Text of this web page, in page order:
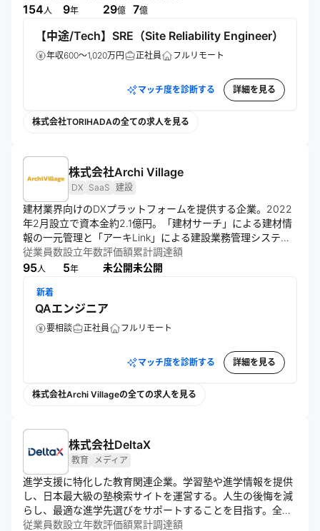
くる」というパーパスのもと、クリエイターとファンの交流
154人 9年 29億 7億
【中途/Tech】SRE（Site Reliability Engineer）
年収600～1,020万円 正社員 フルリモート
マッチ度を診断する 詳細を見る
株式会社TORIHADAの全ての求人を見る
株式会社Archi Village
DX SaaS 建設
建材業界向けのDXプラットフォームを提供する企業。2022
年2月設立で資本金約2.1億円。「建材サーチ」による建材情
報の一元管理と「アーキLink」による建設業務管理システム
を主力製品とし、紙ベースの商慣習からデジタル化への転換
を推進している。建材業界全体の非効率解消と市場拡大を目
従業員数
95人
設立年数
5年
評価額
未公開
累計調達額
未公開
新着
QAエンジニア
要相談 正社員 フルリモート
マッチ度を診断する 詳細を見る
株式会社Archi Villageの全ての求人を見る
株式会社DeltaX
教育 メディア
進学支援に特化した教育関連企業。学習塾や進学情報を提供
し、日本最大級の塾検索サイトを運営する。人生の後悔を減
らし、最適な進学先選びをサポートすることを目指す。全国
の塾情報を掲載し、調査結果や最新技術を活用して、ユーザ
従業員数設立年数評価額累計調達額